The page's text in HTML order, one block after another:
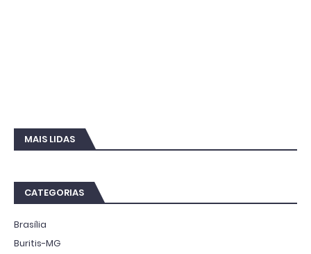
MAIS LIDAS
CATEGORIAS
Brasília
Buritis-MG